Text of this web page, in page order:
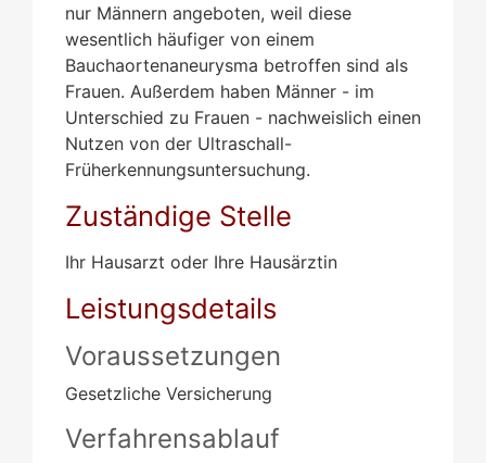
nur Männern angeboten, weil diese
wesentlich häufiger von einem
Bauchaortenaneurysma betroffen sind als
Frauen. Außerdem haben Männer - im
Unterschied zu Frauen - nachweislich einen
Nutzen von der Ultraschall-
Früherkennungsuntersuchung.
Zuständige Stelle
Ihr Hausarzt oder Ihre Hausärztin
Leistungsdetails
Voraussetzungen
Gesetzliche Versicherung
Verfahrensablauf